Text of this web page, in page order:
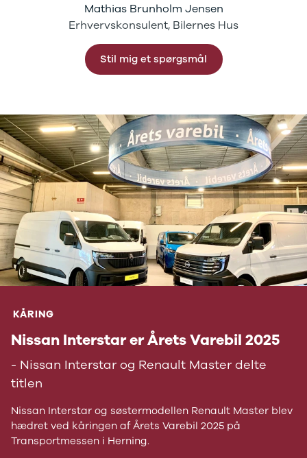
Mathias Brunholm Jensen
Erhvervskonsulent, Bilernes Hus
Stil mig et spørgsmål
KÅRING
Nissan Interstar er Årets Varebil 2025
- Nissan Interstar og Renault Master delte
titlen
Nissan Interstar og søstermodellen Renault Master blev
hædret ved kåringen af Årets Varebil 2025 på
Transportmessen i Herning.